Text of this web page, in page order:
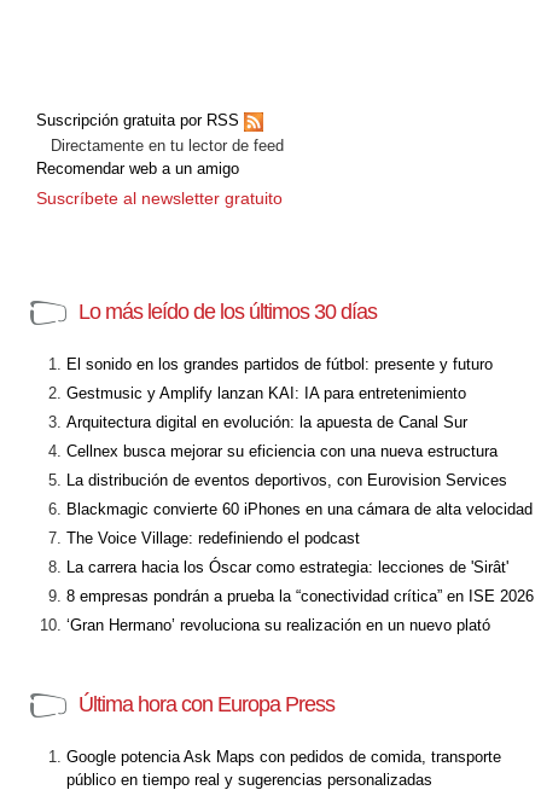
Suscripción gratuita por RSS
Directamente en tu lector de feed
Recomendar web a un amigo
Suscríbete al newsletter gratuito
Lo más leído de los últimos 30 días
El sonido en los grandes partidos de fútbol: presente y futuro
Gestmusic y Amplify lanzan KAI: IA para entretenimiento
Arquitectura digital en evolución: la apuesta de Canal Sur
Cellnex busca mejorar su eficiencia con una nueva estructura
La distribución de eventos deportivos, con Eurovision Services
Blackmagic convierte 60 iPhones en una cámara de alta velocidad
The Voice Village: redefiniendo el podcast
La carrera hacia los Óscar como estrategia: lecciones de 'Sirât'
8 empresas pondrán a prueba la “conectividad crítica” en ISE 2026
‘Gran Hermano’ revoluciona su realización en un nuevo plató
Última hora con Europa Press
Google potencia Ask Maps con pedidos de comida, transporte
público en tiempo real y sugerencias personalizadas